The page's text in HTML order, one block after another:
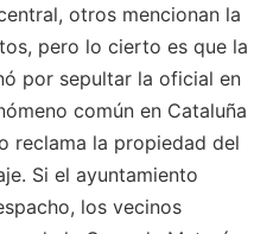
otros mencionan la
pero lo cierto es que la
por sepultar la oficial en
común en Cataluña
reclama la propiedad del
Si el ayuntamiento
los vecinos